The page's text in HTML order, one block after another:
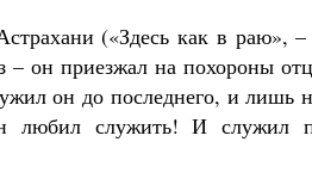
(«Здесь как в раю»,
– он приезжал на похороны
он до последнего, и лишь
любил служить! И служил